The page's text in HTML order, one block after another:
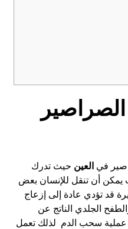
في العين حيث تدرك
أن تنقل للإنسان بعض
قد تؤدي عادة إلى إزعاج
الجلدي الناتج عن
عملية سحب الدم لذلك تعمل